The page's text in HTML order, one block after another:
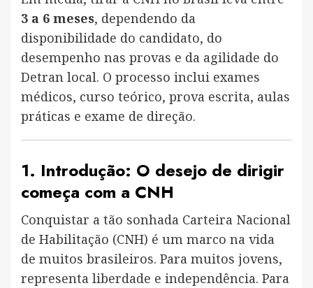
3 a 6 meses, dependendo da
disponibilidade do candidato, do
desempenho nas provas e da agilidade do
Detran local. O processo inclui exames
médicos, curso teórico, prova escrita, aulas
práticas e exame de direção.
1. Introdução: O desejo de dirigir
começa com a CNH
Conquistar a tão sonhada Carteira Nacional
de Habilitação (CNH) é um marco na vida
de muitos brasileiros. Para muitos jovens,
representa liberdade e independência. Para